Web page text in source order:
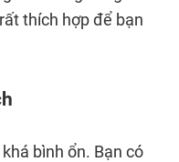
thích hợp để bạn
bình ổn. Bạn có